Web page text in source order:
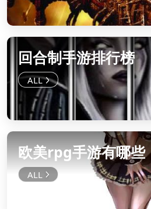
回合制手游排行榜
欧美rpg手游有哪些